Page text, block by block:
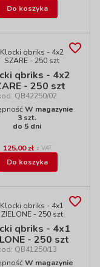
Do koszyka
qbriks - 4x2
- 250 szt
QB42250/02
W magazynie
3 szt.
do 5 dni
125,00 zł z VAT
Do koszyka
qbriks - 4x1
- 250 szt
QB41250/13
W magazynie